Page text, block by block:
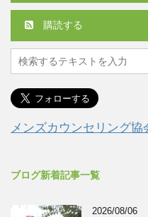
購読する
メンズカウンセリング協
ブログ新着記事一覧
2026/08/06